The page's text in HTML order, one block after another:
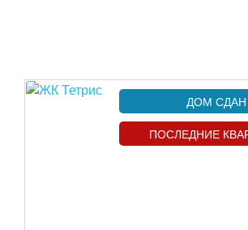
ДОМ СДАН
ПОСЛЕДНИЕ